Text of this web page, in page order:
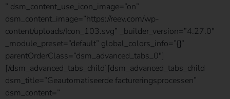
” dsm_content_use_icon_image=”on”
dsm_content_image=”https://reev.com/wp-
content/uploads/Icon_103.svg” _builder_version=”4.27.0″
_module_preset=”default” global_colors_info=”{}”
parentOrderClass=”dsm_advanced_tabs_0″]
[/dsm_advanced_tabs_child][dsm_advanced_tabs_child
dsm_title=”Geautomatiseerde factureringsprocessen”
dsm_content=”